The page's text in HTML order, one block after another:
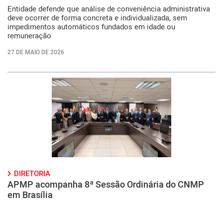
Entidade defende que análise de conveniência administrativa
deve ocorrer de forma concreta e individualizada, sem
impedimentos automáticos fundados em idade ou
remuneração
27 DE MAIO DE 2026
DIRETORIA
APMP acompanha 8ª Sessão Ordinária do CNMP
em Brasília